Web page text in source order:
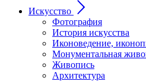
Искусство
Фотография
История искусства
Иконоведение,
Монументальная
Живопись
Архитектура